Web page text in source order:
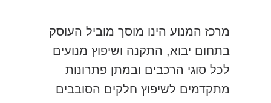
מרכז המנוע הינו מוסך מוביל העוסק
בתחום יבוא, התקנה ושיפוץ מנועים
לכל סוגי הרכבים ובמתן פתרונות
מתקדמים לשיפוץ חלקים הסובבים